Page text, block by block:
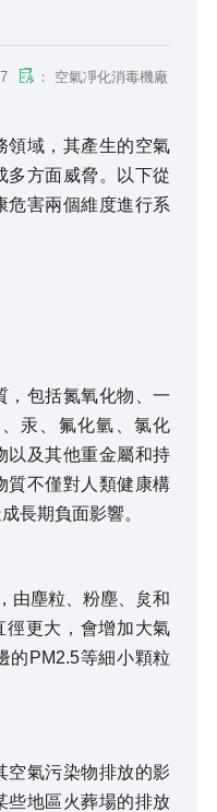
 ： 空氣凈化消毒機廠
領域，其產生的空氣
多方面威脅。以下從
危害兩個維度進行系
，包括氮氧化物、一
汞、氟化氫、氯化
以及其他重金屬和持
質不僅對人類健康構
長期負面影響。
由塵粒、粉塵、炱和
徑更大，會增加大氣
的PM2.5等細小顆粒
空氣污染物排放的影
些地區火葬場的排放